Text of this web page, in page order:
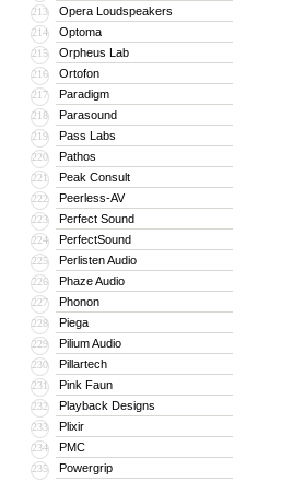
213 Opera Loudspeakers
214 Optoma
215 Orpheus Lab
216 Ortofon
217 Paradigm
218 Parasound
219 Pass Labs
220 Pathos
221 Peak Consult
222 Peerless-AV
223 Perfect Sound
224 PerfectSound
225 Perlisten Audio
226 Phaze Audio
227 Phonon
228 Piega
229 Pilium Audio
230 Pillartech
231 Pink Faun
232 Playback Designs
233 Plixir
234 PMC
235 Powergrip